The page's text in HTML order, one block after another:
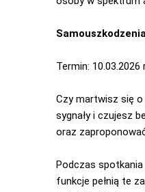
Termin: 10.03.2026
Czy martwisz się
sygnały i czujesz
oraz
Podczas spotkania
funkcje pełnią te